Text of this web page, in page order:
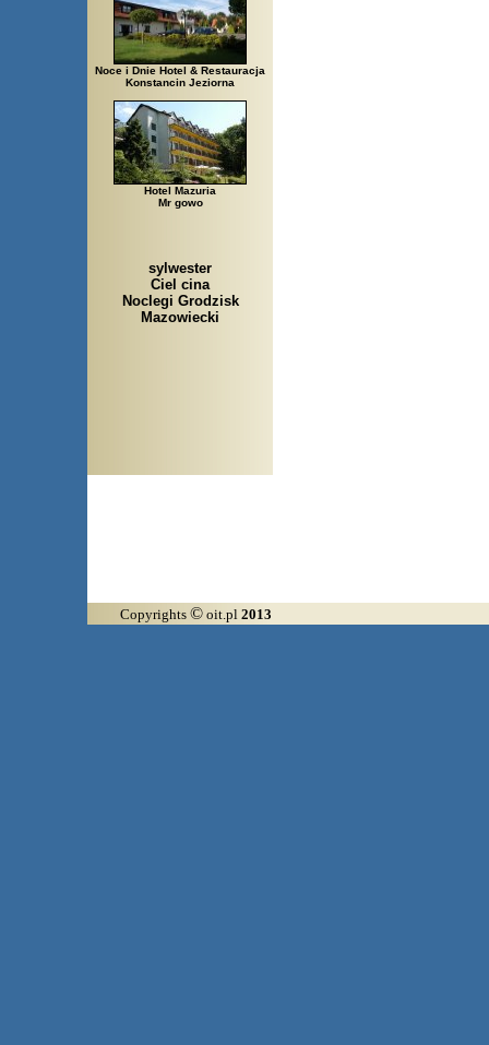
Noce i Dnie Hotel & Restauracja
Konstancin Jeziorna
Hotel Mazuria
Mr gowo
sylwester
Ciel cina
Noclegi Grodzisk
Mazowiecki
Copyrights © oit.pl 2013